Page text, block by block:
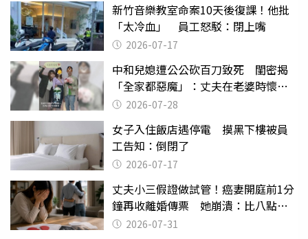
新竹音樂教室命案10天後復課！他批
「太冷血」 員工怒駁：閉上嘴
2026-07-17
中和兒媳遭公公砍百刀致死 閨密揭
「全家都惡魔」：丈夫在老婆時懷孕
摔東西
2026-07-28
女子入住飯店遇停電 摸黑下樓被員
工告知：倒閉了
2026-07-17
丈夫小三假證做試管！癌妻開庭前1分
鐘再收離婚傳票 她崩潰：比八點檔
還扯2026-07-31